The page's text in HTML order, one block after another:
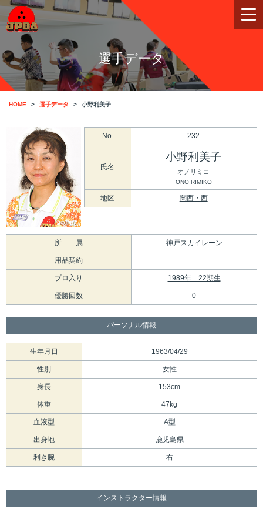
選手データ
HOME 選手データ 小野利美子
No. 232
氏名
小野利美子
オノリミコ
ONO RIMIKO
地区 関西・西
所 属 神戸スカイレーン
用品契約
プロ入り 1989年 22期生
優勝回数 0
パーソナル情報
生年月日 1963/04/29
性別 女性
身長 153cm
体重 47kg
血液型 A型
出身地 鹿児島県
利き腕 右
インストラクター情報